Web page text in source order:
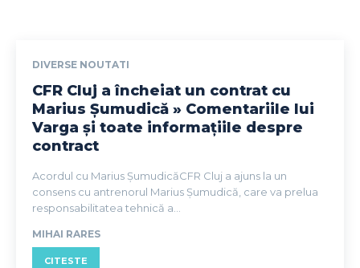
DIVERSE NOUTATI
CFR Cluj a încheiat un contrat cu
Marius Șumudică » Comentariile lui
Varga și toate informațiile despre
contract
Acordul cu Marius ȘumudicăCFR Cluj a ajuns la un
consens cu antrenorul Marius Șumudică, care va prelua
responsabilitatea tehnică a...
MIHAI RARES
CITESTE